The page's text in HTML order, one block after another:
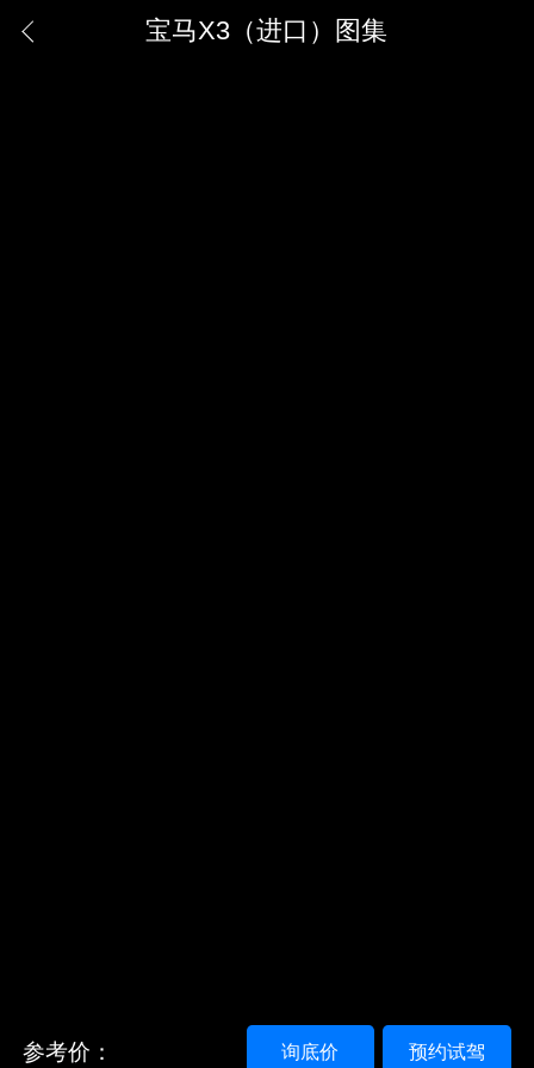
宝马X3（进口）图集
参考价： 预约试驾
询底价